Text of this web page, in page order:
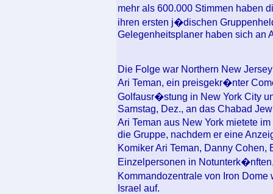
mehr als 600.000 Stimmen
ihren ersten j�dischen
Gelegenheitsplaner haben sich an
Die Folge war Northern New
Ari Teman, ein preisgekr�nter
Golfausr�stung in New York City
Samstag, Dez., an das Chabad
Ari Teman aus New York mietete
die Gruppe, nachdem er eine
Komiker Ari Teman, Danny
Einzelpersonen in
Kommandozentrale von Iron
Israel auf.